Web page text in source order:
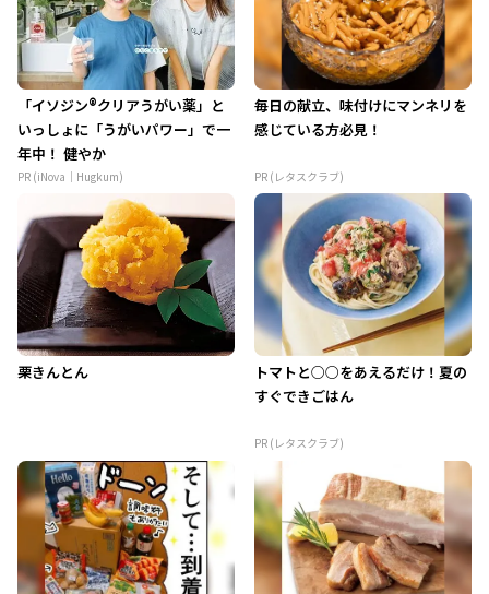
「イソジン®クリアうがい薬」と
いっしょに「うがいパワー」で一
年中！ 健やか
PR (iNova｜Hugkum)
毎日の献立、味付けにマンネリを
感じている方必見！
PR (レタスクラブ)
栗きんとん
トマトと○○をあえるだけ！夏の
すぐできごはん
PR (レタスクラブ)